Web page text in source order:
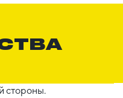
стороны.